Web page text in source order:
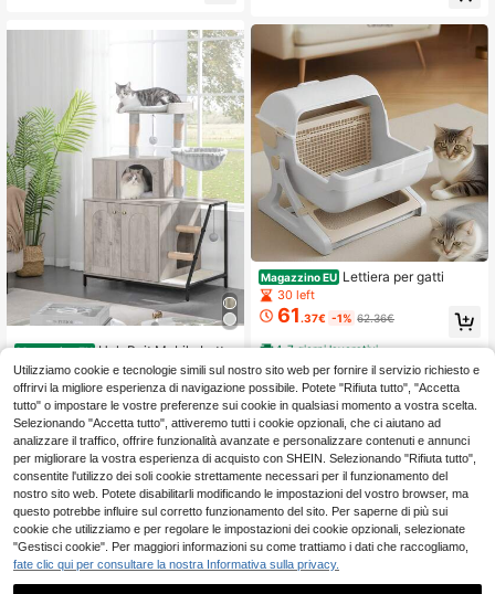
bile TV, mobile per gatti, 140 x 48,3
Magazzino EU HaluPeit Mobile Lettie
ra per Gatti, Cuccia per Gatti 4 in 1
Con Grande Piattaforma, Cuccia pe
r Gatti Con Tappetino Antigraffio in
Sisal, Pali, Scale E Pompon, Cuscini
Lavabili
72.18€
4-7 giorni lavorativi
atti, Capacità Grande e Approfondit
a per una Facile Pulizia
Magazzino EU Lettiera per gatti
30 left
61 .37€ -1% 62.36€
4-7 giorni lavorativi
Utilizziamo cookie e tecnologie simili sul nostro sito web per fornire il servizio richiesto e
offrirvi la migliore esperienza di navigazione possibile. Potete "Rifiuta tutto", "Accetta
tutto" o impostare le vostre preferenze sui cookie in qualsiasi momento a vostra scelta.
Selezionando "Accetta tutto", attiveremo tutti i cookie opzionali, che ci aiutano ad
analizzare il traffico, offrire funzionalità avanzate e personalizzare contenuti e annunci
per migliorare la vostra esperienza di acquisto con SHEIN. Selezionando "Rifiuta tutto",
consentite l'utilizzo dei soli cookie strettamente necessari per il funzionamento del
nostro sito web. Potete disabilitarli modificando le impostazioni del vostro browser, ma
questo potrebbe influire sul corretto funzionamento del sito. Per saperne di più sui
cookie che utilizziamo e per regolare le impostazioni dei cookie opzionali, selezionate
"Gestisci cookie". Per maggiori informazioni su come trattiamo i dati che raccogliamo,
fate clic qui per consultare la nostra Informativa sulla privacy.